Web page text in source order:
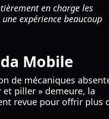
en charge les
expérience beaucoup
Mobile
de mécaniques
piller » demeure, la
revue pour offrir plus